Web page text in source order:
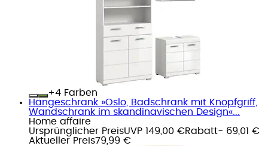
+
Farben
Hängeschrank »Oslo, Badschrank mit Knopfgriff,
Wandschrank im skandinavischen Design«...
Home affaire
Ursprünglicher PreisUVP 149,00 €Rabatt- 69,01 €
Aktueller Preis79,99 €